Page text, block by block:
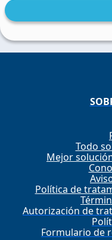
Todo
Mejor
Política de
Autorización de
Formulario de